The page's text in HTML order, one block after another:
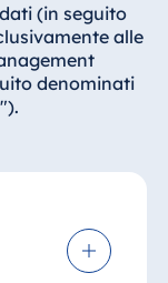
(in seguito
alle
denominati